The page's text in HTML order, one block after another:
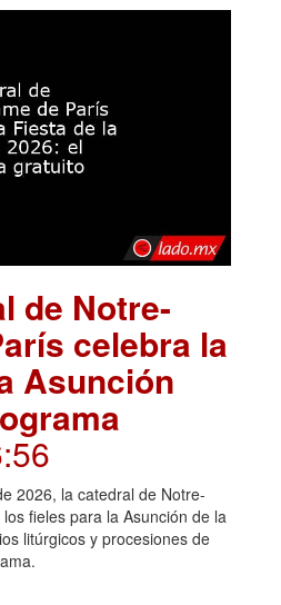
de Notre-
celebra la
Asunción
2026, la catedral de Notre-
fieles para la Asunción de la
litúrgicos y procesiones de